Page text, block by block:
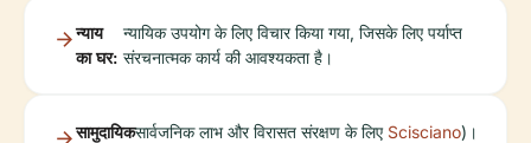
न्याय
का घर:
न्यायिक उपयोग के लिए विचार किया गया, जिसके लिए पर्याप्त
संरचनात्मक कार्य की आवश्यकता है।
सामुदायिकसार्वजनिक लाभ और विरासत संरक्षण के लिए Scisciano)।